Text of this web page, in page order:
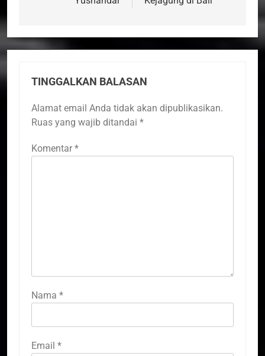
TINGGALKAN BALASAN
Alamat email Anda tidak akan dipublikasikan.
Ruas yang wajib ditandai *
Komentar *
Nama *
Email *